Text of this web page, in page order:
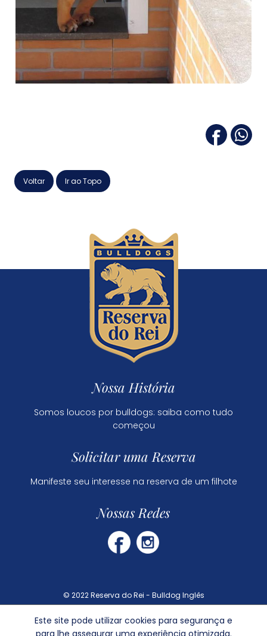
Voltar Ir ao Topo
Nossa História
Somos loucos por bulldogs: saiba como tudo
começou
Solicitar uma Reserva
Manifeste seu interesse na reserva de um filhote
Nossas Redes
© 2022 Reserva do Rei - Bulldog Inglês
Dúvidas Frequentes
Este site pode utilizar cookies para segurança e
para lhe assegurar uma experiência otimizada.